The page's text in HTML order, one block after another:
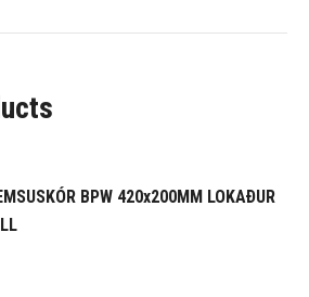
BPW 420x200MM LOKAÐUR